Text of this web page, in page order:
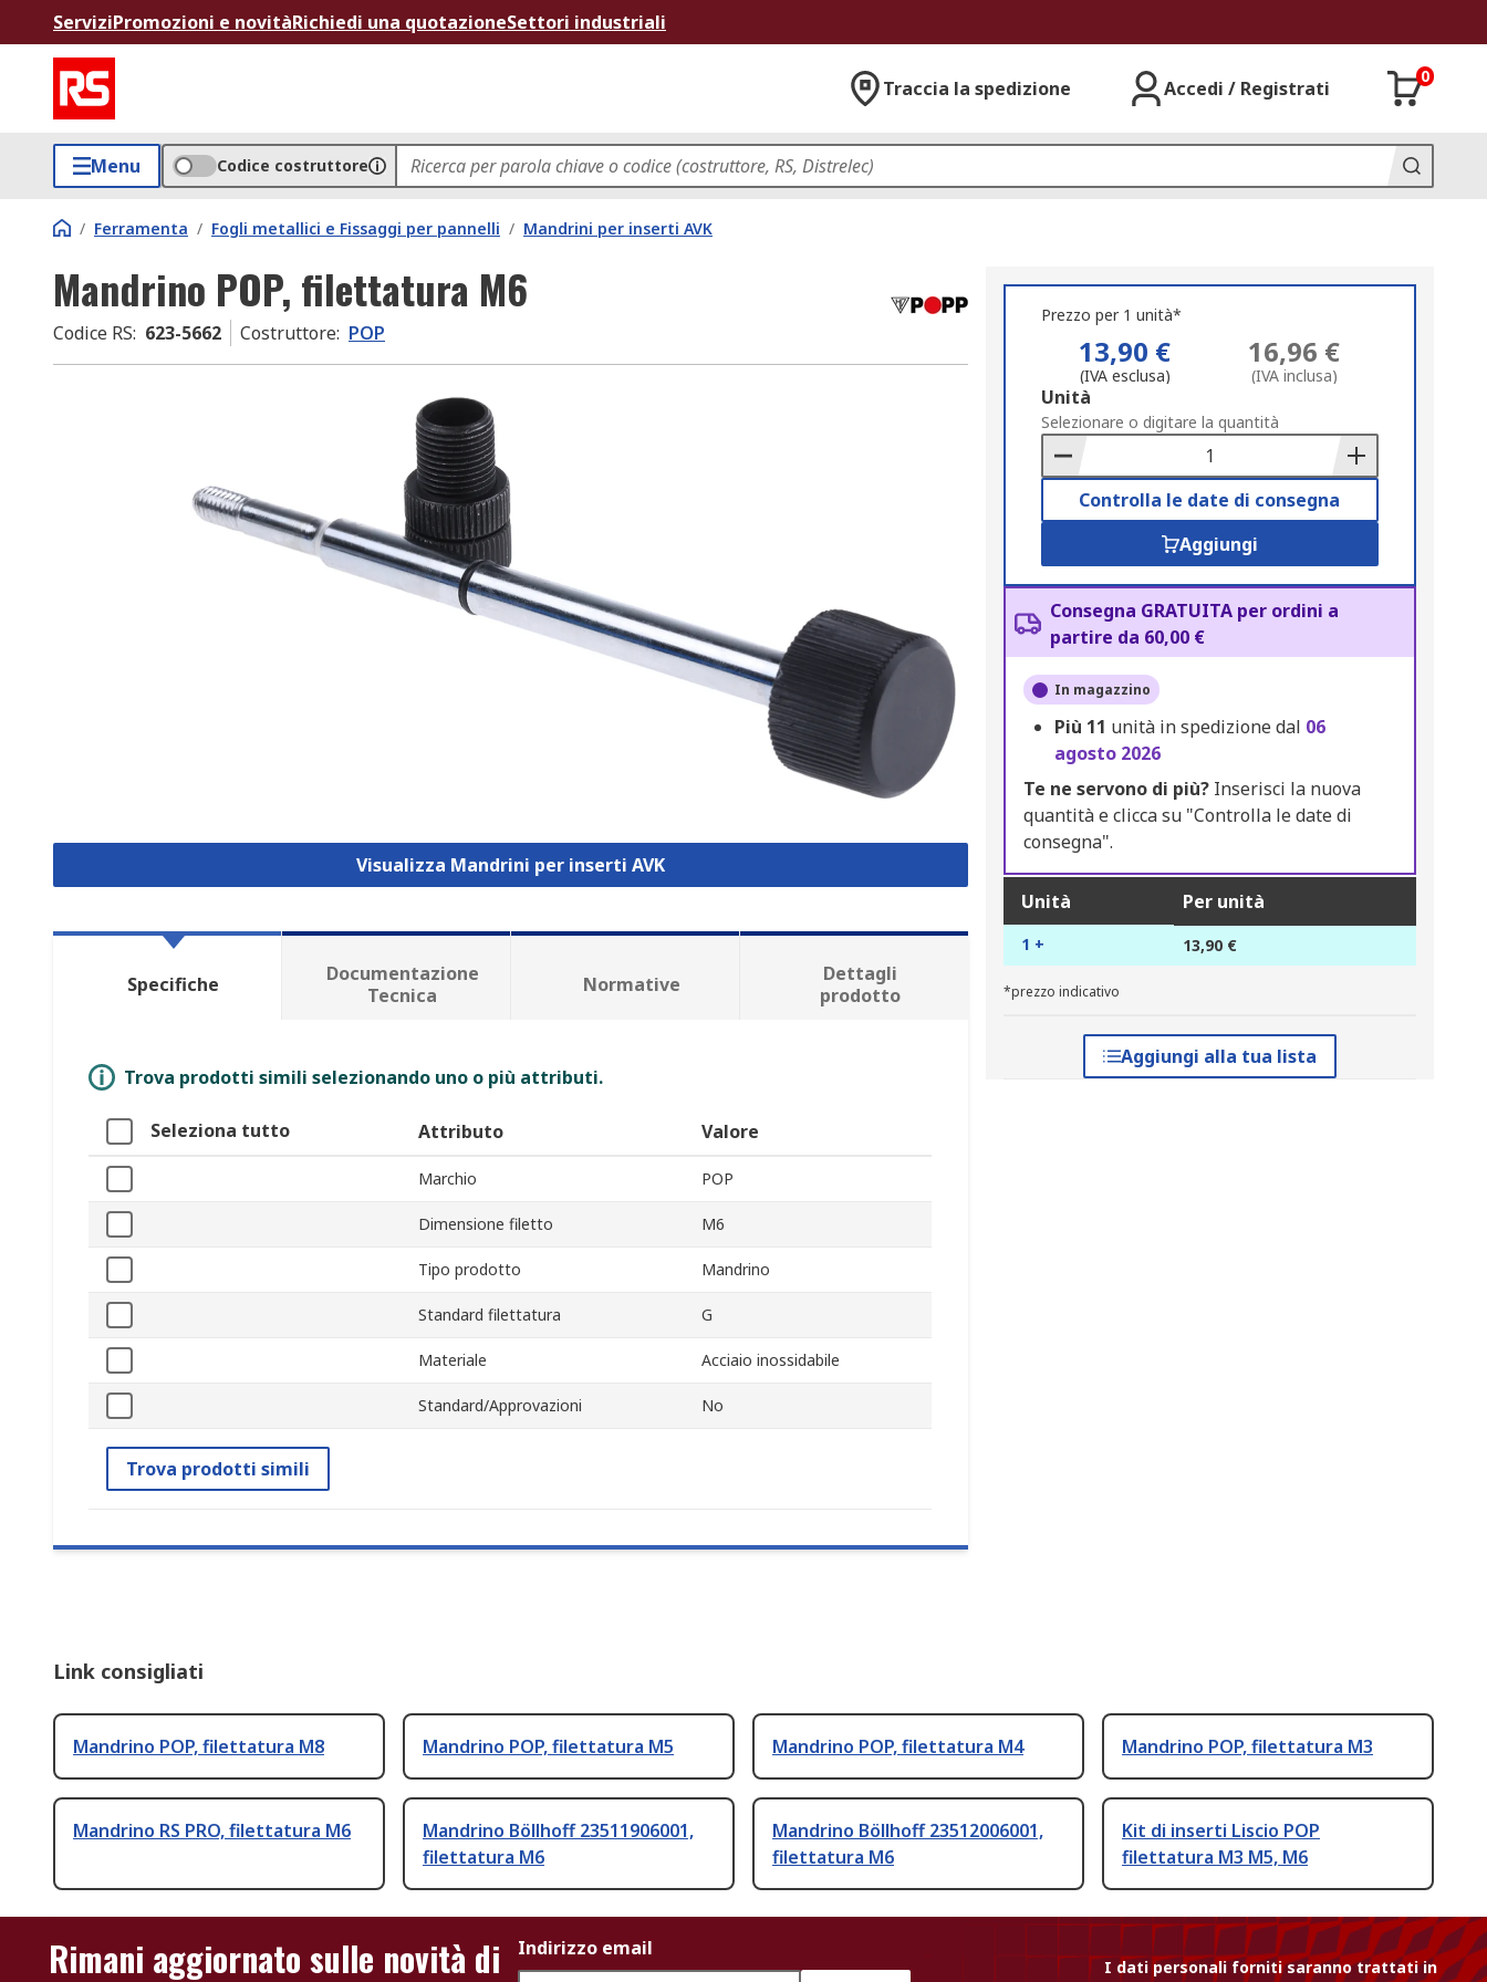
ServiziPromozioni e novitàRichiedi una quotazioneSettori industriali
Traccia la spedizione Accedi / Registrati
0
Menu Codice costruttore
/ Ferramenta / Fogli metallici e Fissaggi per pannelli / Mandrini per inserti AVK
Mandrino POP, filettatura M6
Codice RS: 623-5662 Costruttore: POP
Visualizza Mandrini per inserti AVK
Prezzo per 1 unità*
13,90 €
(IVA esclusa)
16,96 €
(IVA inclusa)
Add
to
Basket
Unità
Selezionare o digitare la quantità
Controlla le date di consegna
Aggiungi
Consegna GRATUITA per ordini a
partire da 60,00 €
In magazzino
Più 11 unità in spedizione dal 06
agosto 2026
Te ne servono di più?Inserisci la nuova
quantità e clicca su "Controlla le date di
consegna".
Unità Per unità
1 + 13,90 €
*prezzo indicativo
Aggiungi alla tua lista
Specifiche
Documentazione
Tecnica
Normative
Dettagli
prodotto
Trova prodotti simili selezionando uno o più attributi.
Seleziona tutto Attributo Valore
Marchio POP
Dimensione filetto M6
Tipo prodotto Mandrino
Standard filettatura G
Materiale Acciaio inossidabile
Standard/Approvazioni No
Trova prodotti simili
Link consigliati
Mandrino POP, filettatura M8 Mandrino POP, filettatura M5 Mandrino POP, filettatura M4 Mandrino POP, filettatura M3
Mandrino RS PRO, filettatura M6
Mandrino Böllhoff 23511906001,
filettatura M6
Mandrino Böllhoff 23512006001,
filettatura M6
Kit di inserti Liscio POP
filettatura M3 M5, M6
Rimani aggiornato sulle novità di
Indirizzo email
I dati personali forniti saranno trattati in